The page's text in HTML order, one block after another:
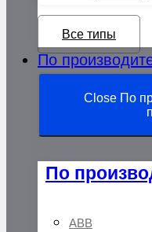
Все типы
По
Close По
По
ABB